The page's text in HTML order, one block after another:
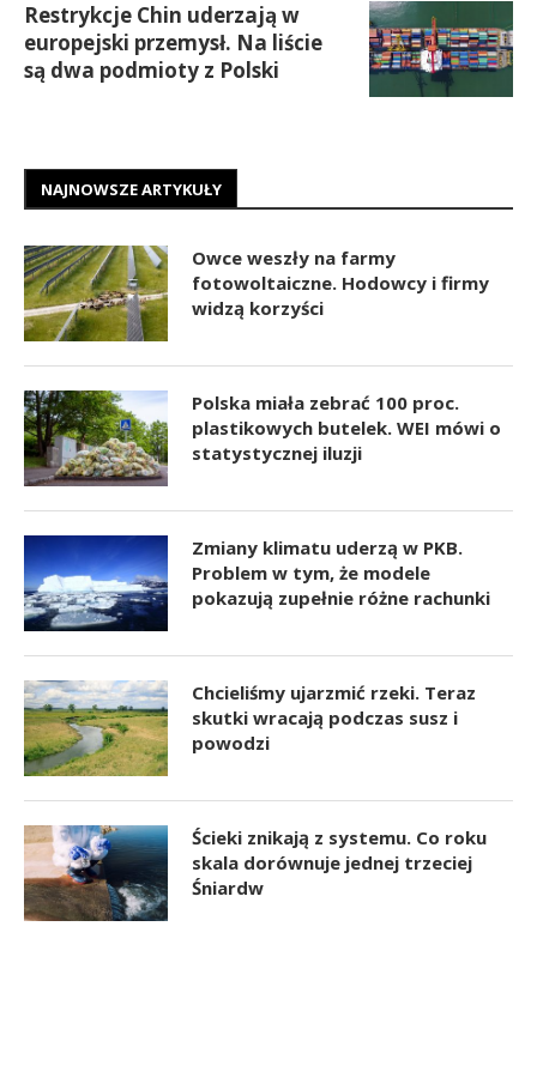
Restrykcje Chin uderzają w
europejski przemysł. Na liście
są dwa podmioty z Polski
NAJNOWSZE ARTYKUŁY
Owce weszły na farmy
fotowoltaiczne. Hodowcy i firmy
widzą korzyści
Polska miała zebrać 100 proc.
plastikowych butelek. WEI mówi o
statystycznej iluzji
Zmiany klimatu uderzą w PKB.
Problem w tym, że modele
pokazują zupełnie różne rachunki
Chcieliśmy ujarzmić rzeki. Teraz
skutki wracają podczas susz i
powodzi
Ścieki znikają z systemu. Co roku
skala dorównuje jednej trzeciej
Śniardw